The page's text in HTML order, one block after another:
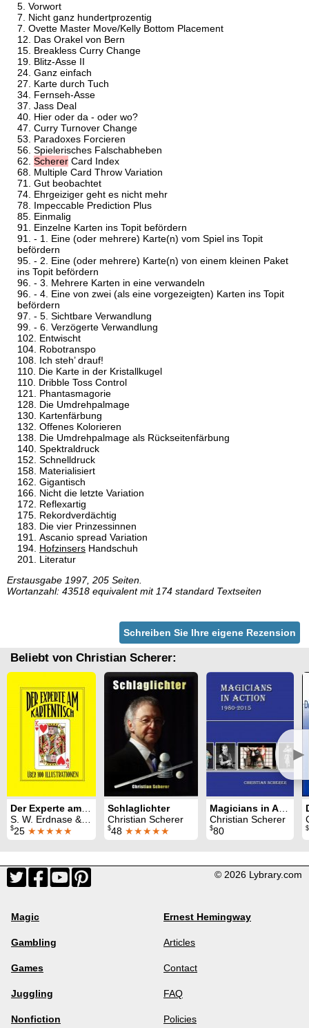
Vorwort
Nicht ganz hundertprozentig
Ovette Master Move/Kelly Bottom Placement
Das Orakel von Bern
Breakless Curry Change
Blitz-Asse II
Ganz einfach
Karte durch Tuch
Fernseh-Asse
Jass Deal
Hier oder da - oder wo?
Curry Turnover Change
Paradoxes Forcieren
Spielerisches Falschabheben
Scherer Card Index
Multiple Card Throw Variation
Gut beobachtet
Ehrgeiziger geht es nicht mehr
Impeccable Prediction Plus
Einmalig
Einzelne Karten ins Topit befördern
- 1. Eine (oder mehrere) Karte(n) vom Spiel ins Topit
befördern
- 2. Eine (oder mehrere) Karte(n) von einem kleinen Paket
ins Topit befördern
- 3. Mehrere Karten in eine verwandeln
- 4. Eine von zwei (als eine vorgezeigten) Karten ins Topit
befördern
- 5. Sichtbare Verwandlung
- 6. Verzögerte Verwandlung
Entwischt
Robotranspo
Ich steh’ drauf!
Die Karte in der Kristallkugel
Dribble Toss Control
Phantasmagorie
Die Umdrehpalmage
Kartenfärbung
Offenes Kolorieren
Die Umdrehpalmage als Rückseitenfärbung
Spektraldruck
Schnelldruck
Materialisiert
Gigantisch
Nicht die letzte Variation
Reflexartig
Rekordverdächtig
Die vier Prinzessinnen
Ascanio spread Variation
Hofzinsers Handschuh
Literatur
Erstausgabe 1997, 205 Seiten.
Wortanzahl: 43518 equivalent mit 174 standard Textseiten
Schreiben Sie Ihre eigene Rezension
Beliebt von Christian Scherer:
►
Der Experte am Kartentisch
S. W. Erdnase & Christian Scherer
$25 ★★★★★
Schlaglichter
Christian Scherer
$48 ★★★★★
Magicians in Action 1980 - 2015 (all three volumes)
Christian Scherer
$80 $
© 2026 Lybrary.com
Magic
Gambling
Games
Juggling
Nonfiction
Ernest Hemingway
Articles
Contact
FAQ
Policies